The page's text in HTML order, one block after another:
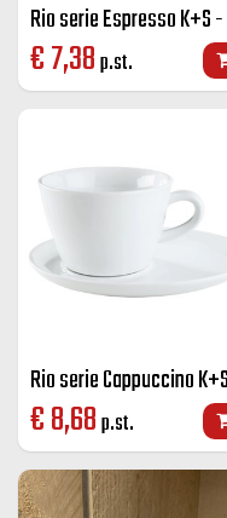
€7,38p.st.
€8,68p.st.